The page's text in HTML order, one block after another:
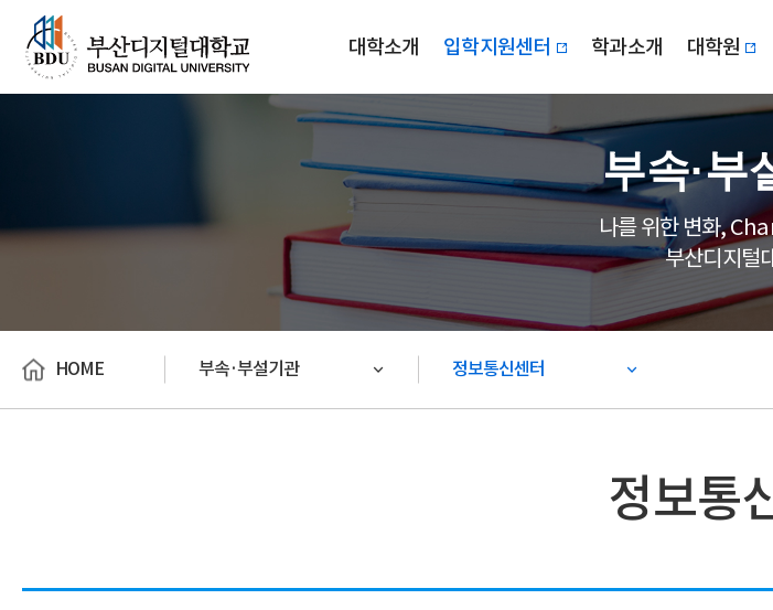
대학소개 입학지원센터 학과소개 대학원
부속·부
나를 위한 변화,
부산디지털
HOME 부속·부설기관 정보통신센터
정보통